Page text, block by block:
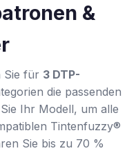
&
Sie für 3 DTP-
die passenden
Ihr Modell, um alle
Tintenfuzzy®
Sie bis zu 70 %